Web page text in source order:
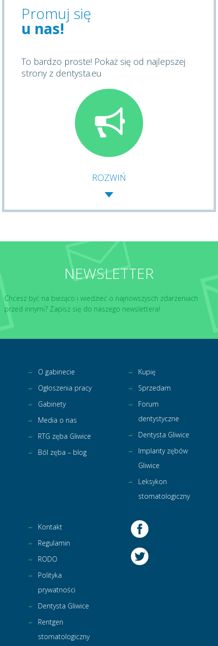
Promuj się
u nas!
To bardzo proste! Pokaż się od najlepszej
strony z dentysta.eu
ROZWIŃ
NEWSLETTER
Chcesz być na bieżąco i wiedzieć o najnowszysch zdarzeniach
przed innymi? Zapisz się do naszego newslettera!
O gabinecie
Ogłoszenia pracy
Gabinety
Media o nas
RTG zęba Gliwice
Ból zęba – blog
Kupię
Sprzedam
Forum
dentystyczne
Dentysta Gliwice
Implanty zębów
Gliwice
Leksykon
stomatologiczny
Kontakt
Regulamin
RODO
Polityka
prywatności
Dentysta Gliwice
Rentgen
stomatologiczny